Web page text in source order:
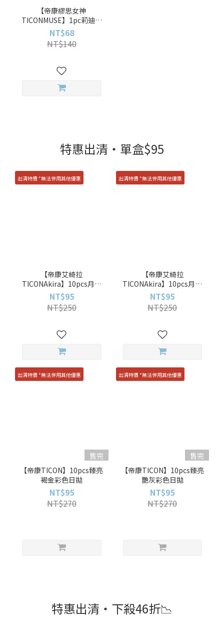
【帝康繆思女神
TICONMUSE】1pc莉迪亞
粉 Lydia Pink(一片裝)彩色
月拋
NT$68
NT$140
特惠出清・單盒$95
出清特價 *無法併用其他優惠
【帝康艾綺拉
TICONAkira】10pcs月曜
棕 Brown彩色日拋
NT$95
NT$250
出清特價 *無法併用其他優惠
【帝康艾綺拉
TICONAkira】10pcs月曜
黑 Black彩色日拋
NT$95
NT$250
出清特價 *無法併用其他優惠
售完
【帝康TICON】10pcs臻亮
褐金彩色日拋
NT$95
NT$270
出清特價 *無法併用其他優惠
售完
【帝康TICON】10pcs臻亮
艷灰彩色日拋
NT$95
NT$270
特惠出清・下殺46折📉